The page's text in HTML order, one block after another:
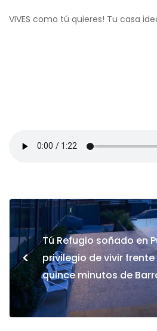
VIVES como tú quieres! Tu casa
<
Tú Refugio soñado en
privilegio de vivir
quince minutos de